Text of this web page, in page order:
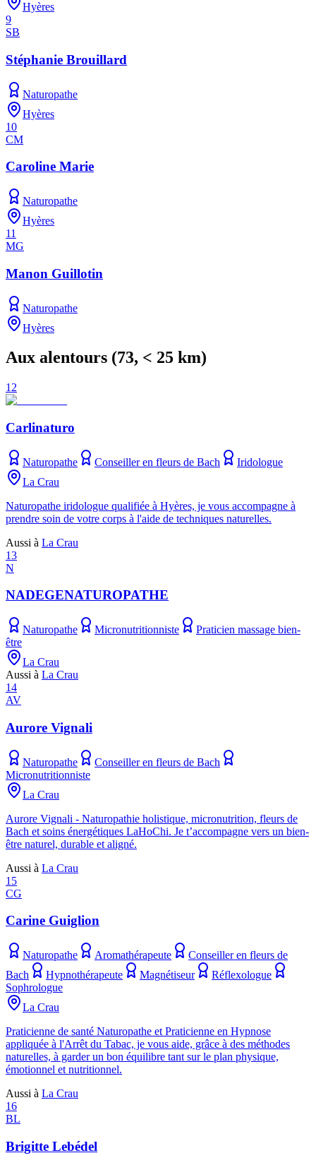
Hyères
9
SB
Stéphanie Brouillard
Naturopathe
Hyères
10
CM
Caroline Marie
Naturopathe
Hyères
11
MG
Manon Guillotin
Naturopathe
Hyères
Aux alentours (73, < 25 km)
12
Carlinaturo
Naturopathe Conseiller en fleurs de Bach
Iridologue
La Crau
Naturopathe iridologue qualifiée à Hyères, je vous accompagne à
prendre soin de votre corps à l'aide de techniques naturelles.
Aussi à La Crau
13
N
NADEGENATUROPATHE
Naturopathe Micronutritionniste
Praticien massage bien-
être
La Crau
Aussi à La Crau
14
AV
Aurore Vignali
Naturopathe
Conseiller en fleurs de Bach
Micronutritionniste
La Crau
Aurore Vignali - Naturopathie holistique, micronutrition, fleurs de
Bach et soins énergétiques LaHoChi. Je t’accompagne vers un bien-
être naturel, durable et aligné.
Aussi à La Crau
15
CG
Carine Guiglion
Naturopathe Aromathérapeute
Conseiller en fleurs de
Bach
Hypnothérapeute Magnétiseur
Réflexologue
Sophrologue
La Crau
Praticienne de santé Naturopathe et Praticienne en Hypnose
appliquée à l'Arrêt du Tabac, je vous aide, grâce à des méthodes
naturelles, à garder un bon équilibre tant sur le plan physique,
émotionnel et nutritionnel.
Aussi à La Crau
16
BL
Brigitte Lebédel